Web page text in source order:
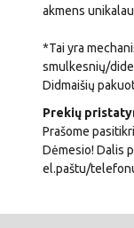
akmens
*Tai yra
smulkesnių/
Didmaišių
Prekių
Prašome
Dėmesio! Dalis
el.paštu/